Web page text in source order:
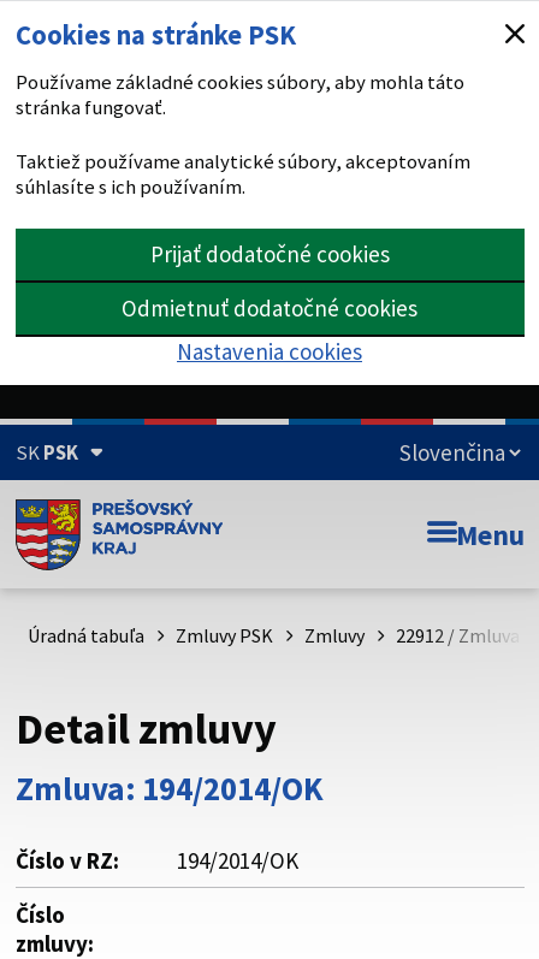
Cookies na stránke PSK
Používame základné cookies súbory, aby mohla táto
stránka fungovať.
Taktiež používame analytické súbory, akceptovaním
súhlasíte s ich používaním.
Prijať dodatočné cookies
Odmietnuť dodatočné cookies
Nastavenia cookies
SKPSK
Doména psk.sk je oficiálna
Toto je oficiálna webová stránka Prešovského
psk.sk.
Buďte pozorní a vždy sa uistite, že zdieľate informácie iba
cez zabezpečenú webovú stránku. Zabezpečená stránka
vždy začína https:// pred názvom domény webového sídla.
Menu
Úradná tabuľa Zmluvy PSK Zmluvy 22912 / Zmluva
Detail zmluvy
Zmluva: 194/2014/OK
Číslo v RZ:
194/2014/OK
Číslo
zmluvy: